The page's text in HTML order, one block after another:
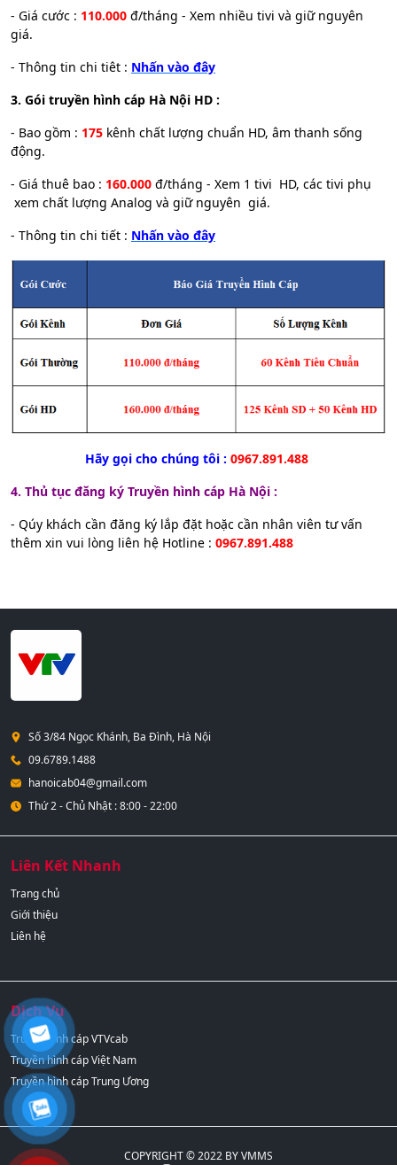
- Giá cước : 110.000 đ/tháng - Xem nhiều tivi và giữ nguyên
giá.
- Thông tin chi tiêt : Nhấn vào đây
3. Gói truyền hình cáp Hà Nội HD :
- Bao gồm : 175 kênh chất lượng chuẩn HD, âm thanh sống
động.
- Giá thuê bao : 160.000 đ/tháng - Xem 1 tivi HD, các tivi phụ
xem chất lượng Analog và giữ nguyên giá.
- Thông tin chi tiết : Nhấn vào đây
Hãy gọi cho chúng tôi : 0967.891.488
4. Thủ tục đăng ký Truyền hình cáp Hà Nội :
- Qúy khách cần đăng ký lắp đặt hoặc cần nhân viên tư vấn
thêm xin vui lòng liên hệ Hotline : 0967.891.488
Số 3/84 Ngọc Khánh, Ba Đình, Hà Nội
09.6789.1488
hanoicab04@gmail.com
Thứ 2 - Chủ Nhật : 8:00 - 22:00
Liên Kết Nhanh
Trang chủ
Giới thiệu
Liên hệ
Dịch Vụ
Truyền hình cáp VTVcab
Truyền hình cáp Việt Nam
Truyền hình cáp Trung Ương
COPYRIGHT © 2022 BY VMMS